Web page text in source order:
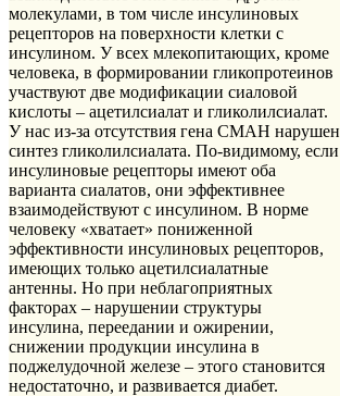
молекулами, в том числе инсулиновых
рецепторов на поверхности клетки с
инсулином. У всех млекопитающих, кроме
человека, в формировании гликопротеинов
участвуют две модификации сиаловой
кислоты – ацетилсиалат и гликолилсиалат.
У нас из-за отсутствия гена CMAH нарушен
синтез гликолилсиалата. По-видимому, если
инсулиновые рецепторы имеют оба
варианта сиалатов, они эффективнее
взаимодействуют с инсулином. В норме
человеку «хватает» пониженной
эффективности инсулиновых рецепторов,
имеющих только ацетилсиалатные
антенны. Но при неблагоприятных
факторах – нарушении структуры
инсулина, переедании и ожирении,
снижении продукции инсулина в
поджелудочной железе – этого становится
недостаточно, и развивается диабет.